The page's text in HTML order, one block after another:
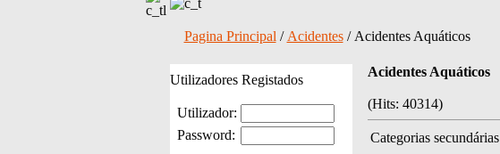
Pagina Principal / Acidentes/ Acidentes Aquáticos
Utilizadores Registados
Utilizador:
Password:
Acidentes Aquáticos
(Hits: 40314)
Categorias secundárias